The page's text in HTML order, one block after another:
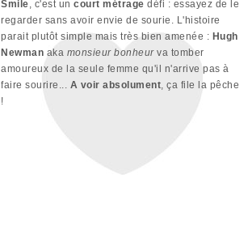
Smile, c'est un court métrage défi : essayez de le
regarder sans avoir envie de sourie. L'histoire
parait plutôt simple mais très bien amenée : Hugh
Newman aka monsieur bonheurva tomber
amoureux de la seule femme qu'il n'arrive pas à
faire sourire... A voir absolument, ça file la pêche
!